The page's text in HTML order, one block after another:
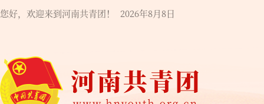
您好，欢迎来到河南共青团！ 2026年8月8日